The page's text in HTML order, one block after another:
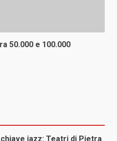
50.000 e 100.000
jazz: Teatri di Pietra